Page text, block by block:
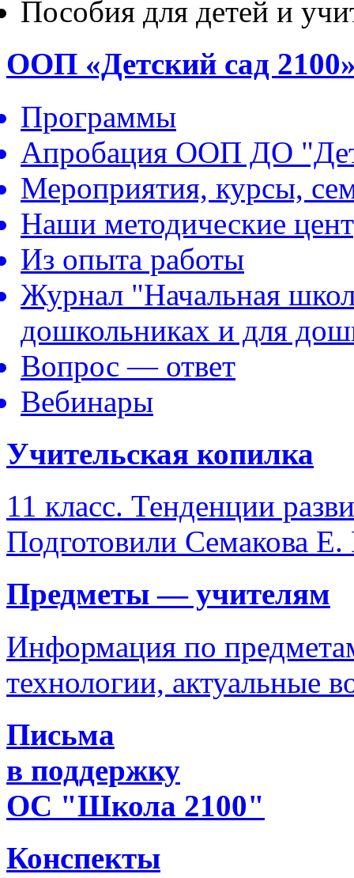
Пособия для детей и
ООП «Детский сад
Программы
Апробация ООП ДО
Мероприятия, курсы,
Наши методические
Из опыта работы
Журнал "Начальная
дошкольниках и для
Вопрос — ответ
Вебинары
Учительская копилка
11 класс. Тенденции
Подготовили Семакова
Предметы — учителям
Информация по
технологии, актуальные
Письма
в поддержку
ОС "Школа 2100"
Конспекты